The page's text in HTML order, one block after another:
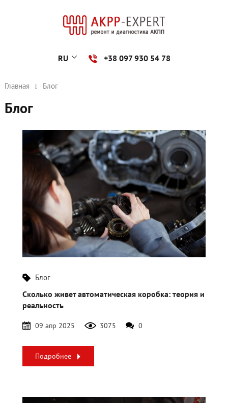
RU +38 097 930 54 78
Главная Блог
Блог
Блог
Сколько живет автоматическая коробка: теория и
реальность
09 апр 2025 3075 0
Подробнее